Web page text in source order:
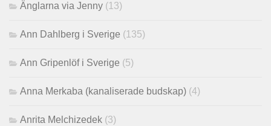
Änglarna via Jenny (13)
Ann Dahlberg i Sverige (135)
Ann Gripenlöf i Sverige (5)
Anna Merkaba (kanaliserade budskap) (4)
Anrita Melchizedek (3)